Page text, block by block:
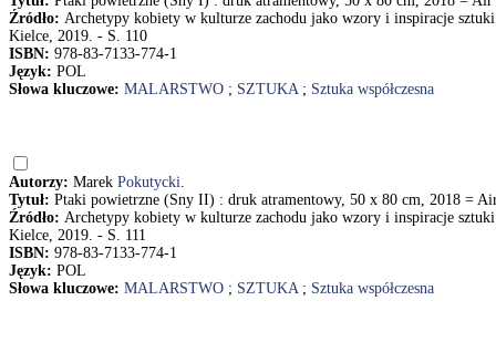
Źródło: Archetypy kobiety w kulturze zachodu jako wzory i inspiracje
Kielce, 2019. - S. 110
ISBN: 978-83-7133-774-1
Język: POL
Słowa kluczowe: MALARSTWO ; SZTUKA; Sztuka współczesna
Autorzy: Marek Pokutycki.
Tytuł: Ptaki powietrzne (Sny II) : druk atramentowy, 50 x 80 cm, 2018 =
Źródło: Archetypy kobiety w kulturze zachodu jako wzory i inspiracje
Kielce, 2019. - S. 111
ISBN: 978-83-7133-774-1
Język: POL
Słowa kluczowe: MALARSTWO ; SZTUKA; Sztuka współczesna